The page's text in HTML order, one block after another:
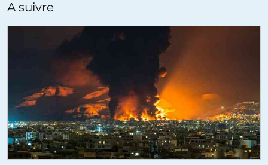
opposables sinon « entendables » par les milliardaires US qui dirigent
de fait la « pseudo » démocratie US. Bien entendu, la mise au pas du
droit international d’Israël reste l’horizon indépassable d’un espoir de
ALERTER
A suivre